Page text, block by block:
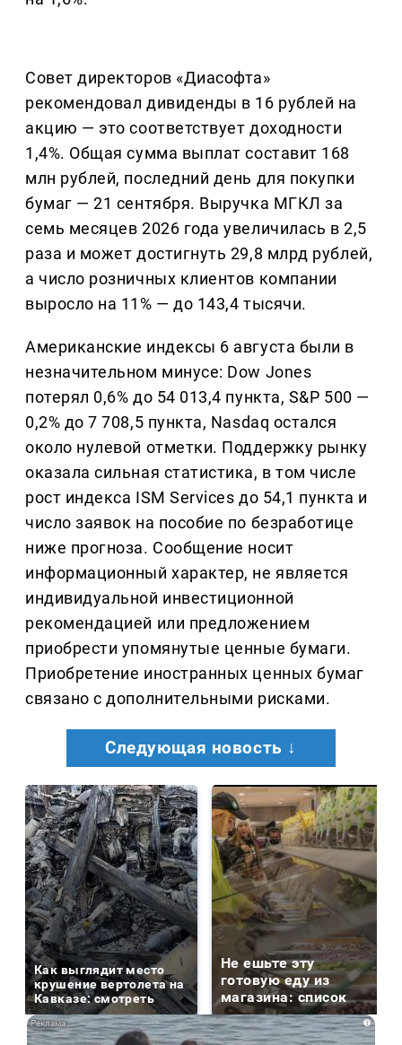
Совет директоров «Диасофта»
рекомендовал дивиденды в 16 рублей на
акцию — это соответствует доходности
1,4%. Общая сумма выплат составит 168
млн рублей, последний день для покупки
бумаг — 21 сентября. Выручка МГКЛ за
семь месяцев 2026 года увеличилась в 2,5
раза и может достигнуть 29,8 млрд рублей,
а число розничных клиентов компании
выросло на 11% — до 143,4 тысячи.
Американские индексы 6 августа были в
незначительном минусе: Dow Jones
потерял 0,6% до 54 013,4 пункта, S&P 500 —
0,2% до 7 708,5 пункта, Nasdaq остался
около нулевой отметки. Поддержку рынку
оказала сильная статистика, в том числе
рост индекса ISM Services до 54,1 пункта и
число заявок на пособие по безработице
ниже прогноза. Сообщение носит
информационный характер, не является
индивидуальной инвестиционной
рекомендацией или предложением
приобрести упомянутые ценные бумаги.
Приобретение иностранных ценных бумаг
связано с дополнительными рисками.
Следующая новость ↓
Как выглядит место
крушение вертолета на
Кавказе: смотреть
Не ешьте эту
готовую еду из
магазина: список
i